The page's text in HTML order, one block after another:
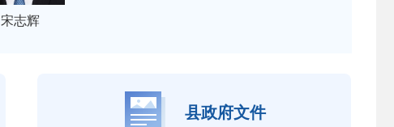
宋志辉
县政府文件